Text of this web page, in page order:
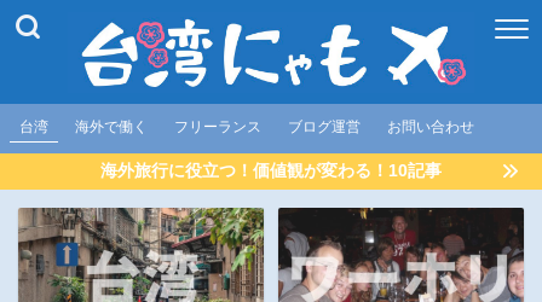
台湾 海外で働く フリーランス ブログ運営 お問い合わせ
海外旅行に役立つ！価値観が変わる！10記事